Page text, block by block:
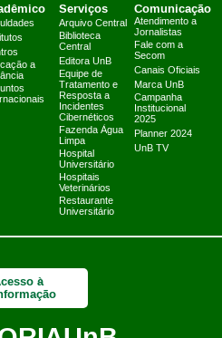
a
Serviços
Arquivo Central
Biblioteca
Central
Editora UnB
Equipe de
Tratamento e
Resposta a
Incidentes
Cibernéticos
Fazenda Água
Limpa
Hospital
Universitário
Hospitais
Veterinários
Restaurante
Universitário
Comunicação
Atendimento a
Jornalistas
Fale com a
Secom
Canais Oficiais
Marca UnB
Campanha
Institucional
2025
Planner 2024
UnB TV
à